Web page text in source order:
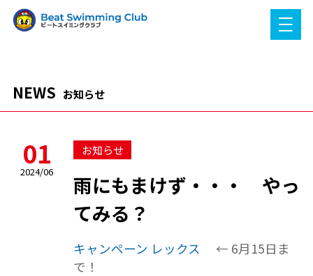
NEWS お知らせ
01
2024/06
お知らせ
雨にもまけず・・・ やっ
てみる？
キャンペーン レックス
← 6月15日ま
で！